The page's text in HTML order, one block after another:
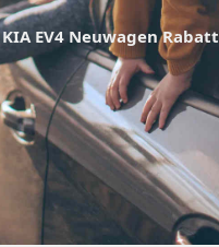
KIA EV4 Neuwagen Rabatt